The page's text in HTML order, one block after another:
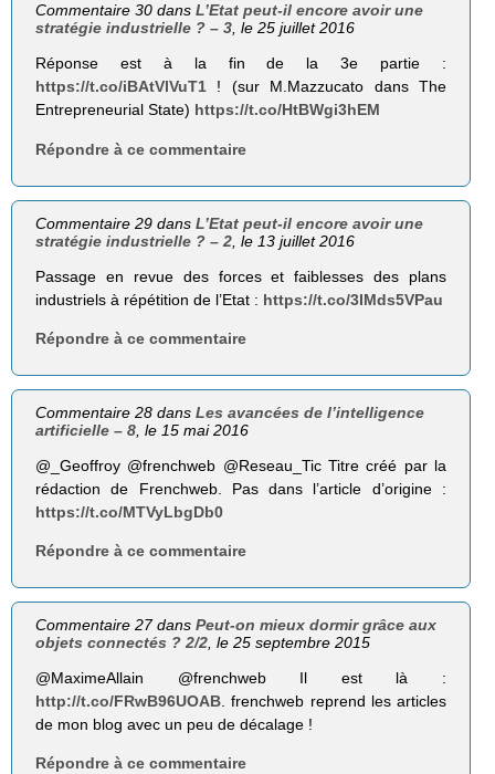
Commentaire 30 dansL’Etat peut-il encore avoir une
stratégie industrielle ? – 3, le 25 juillet 2016
Réponse est à la fin de la 3e partie :
https://t.co/iBAtVlVuT1 ! (sur M.Mazzucato dans The
Entrepreneurial State) https://t.co/HtBWgi3hEM
Répondre à ce commentaire
Commentaire 29 dansL’Etat peut-il encore avoir une
stratégie industrielle ? – 2 , le 13 juillet 2016
Passage en revue des forces et faiblesses des plans
industriels à répétition de l’Etat : https://t.co/3IMds5VPau
Répondre à ce commentaire
Commentaire 28 dansLes avancées de l’intelligence
artificielle – 8 , le 15 mai 2016
@_Geoffroy @frenchweb @Reseau_Tic Titre créé par la
rédaction de Frenchweb. Pas dans l’article d’origine :
https://t.co/MTVyLbgDb0
Répondre à ce commentaire
Commentaire 27 dansPeut-on mieux dormir grâce aux
objets connectés ? 2/2 , le 25 septembre 2015
@MaximeAllain @frenchweb Il est là :
http://t.co/FRwB96UOAB . frenchweb reprend les articles
de mon blog avec un peu de décalage !
Répondre à ce commentaire